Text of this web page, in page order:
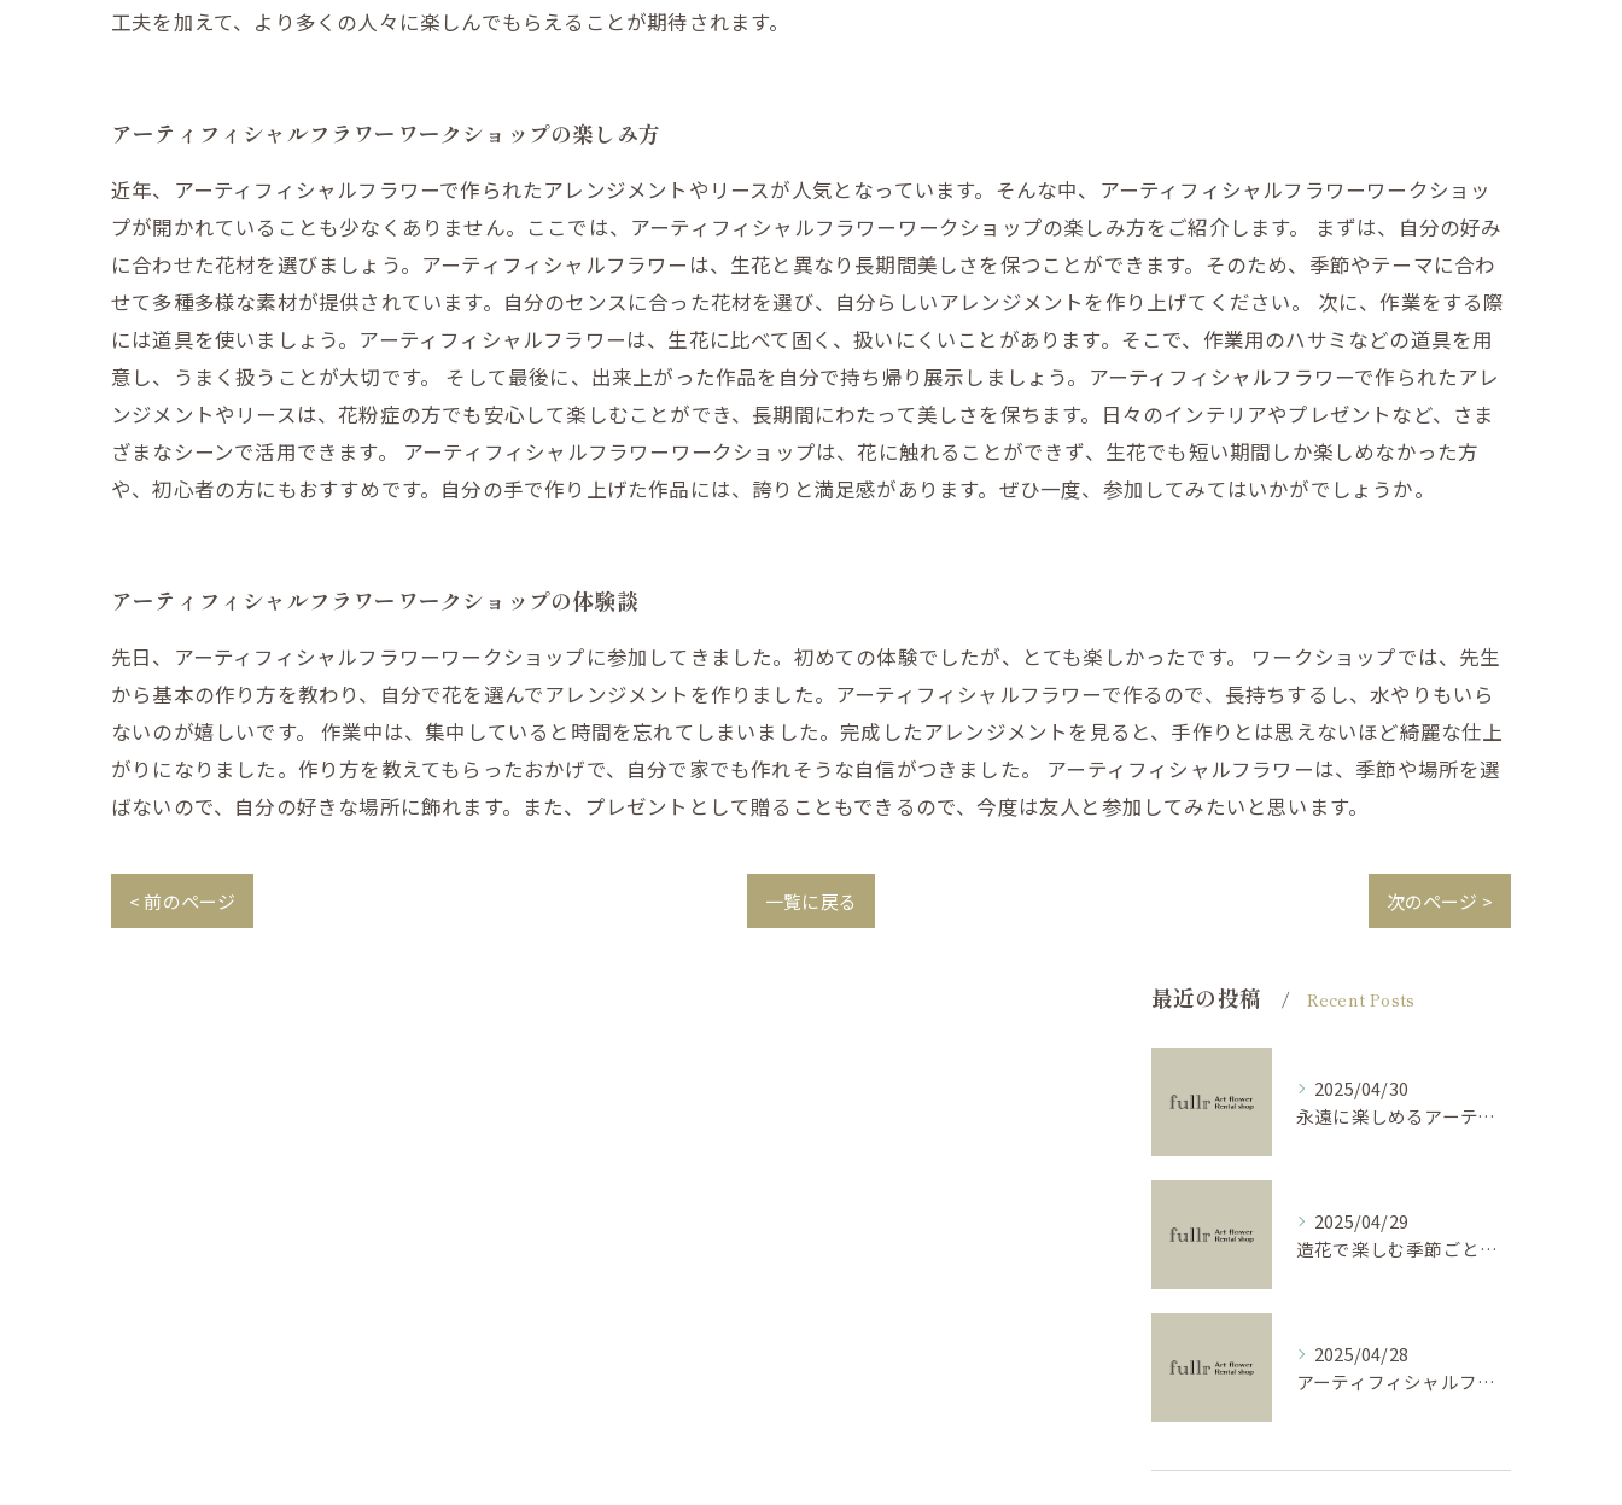
工夫を加えて、より多くの人々に楽しんでもらえることが期待されます。
アーティフィシャルフラワーワークショップの楽しみ方
近年、アーティフィシャルフラワーで作られたアレンジメントやリースが人気となっています。そんな中、アーティフィシャルフラワーワークショッ
プが開かれていることも少なくありません。ここでは、アーティフィシャルフラワーワークショップの楽しみ方をご紹介します。 まずは、自分の好み
に合わせた花材を選びましょう。アーティフィシャルフラワーは、生花と異なり長期間美しさを保つことができます。そのため、季節やテーマに合わ
せて多種多様な素材が提供されています。自分のセンスに合った花材を選び、自分らしいアレンジメントを作り上げてください。 次に、作業をする際
には道具を使いましょう。アーティフィシャルフラワーは、生花に比べて固く、扱いにくいことがあります。そこで、作業用のハサミなどの道具を用
意し、うまく扱うことが大切です。 そして最後に、出来上がった作品を自分で持ち帰り展示しましょう。アーティフィシャルフラワーで作られたアレ
ンジメントやリースは、花粉症の方でも安心して楽しむことができ、長期間にわたって美しさを保ちます。日々のインテリアやプレゼントなど、さま
ざまなシーンで活用できます。 アーティフィシャルフラワーワークショップは、花に触れることができず、生花でも短い期間しか楽しめなかった方
や、初心者の方にもおすすめです。自分の手で作り上げた作品には、誇りと満足感があります。ぜひ一度、参加してみてはいかがでしょうか。
アーティフィシャルフラワーワークショップの体験談
先日、アーティフィシャルフラワーワークショップに参加してきました。初めての体験でしたが、とても楽しかったです。 ワークショップでは、先生
から基本の作り方を教わり、自分で花を選んでアレンジメントを作りました。アーティフィシャルフラワーで作るので、長持ちするし、水やりもいら
ないのが嬉しいです。 作業中は、集中していると時間を忘れてしまいました。完成したアレンジメントを見ると、手作りとは思えないほど綺麗な仕上
がりになりました。作り方を教えてもらったおかげで、自分で家でも作れそうな自信がつきました。 アーティフィシャルフラワーは、季節や場所を選
ばないので、自分の好きな場所に飾れます。また、プレゼントとして贈ることもできるので、今度は友人と参加してみたいと思います。
< 前のページ 一覧に戻る 次のページ >
最近の投稿 Recent Posts
2025/04/30
永遠に楽しめるアーティフィシャルフラワーの使い方
2025/04/29
造花で楽しむ季節ごとのインテリア
2025/04/28
アーティフィシャルフラワーで学ぶ基礎と活用法